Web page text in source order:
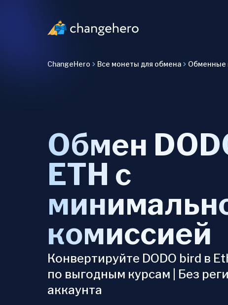
ChangeHero Все монеты для обмена Обменные
Обмен
ETH с
комиссией
Конвертируйте DODO bird в
по выгодным курсам | Без
аккаунта